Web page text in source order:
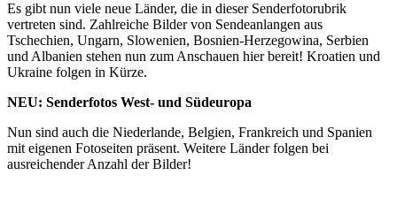
Es gibt nun viele neue Länder, die in dieser Senderfotorubrik
vertreten sind. Zahlreiche Bilder von Sendeanlangen aus
Tschechien, Ungarn, Slowenien, Bosnien-Herzegowina, Serbien
und Albanien stehen nun zum Anschauen hier bereit! Kroatien und
Ukraine folgen in Kürze.
NEU: Senderfotos West- und Südeuropa
Nun sind auch die Niederlande, Belgien, Frankreich und Spanien
mit eigenen Fotoseiten präsent. Weitere Länder folgen bei
ausreichender Anzahl der Bilder!